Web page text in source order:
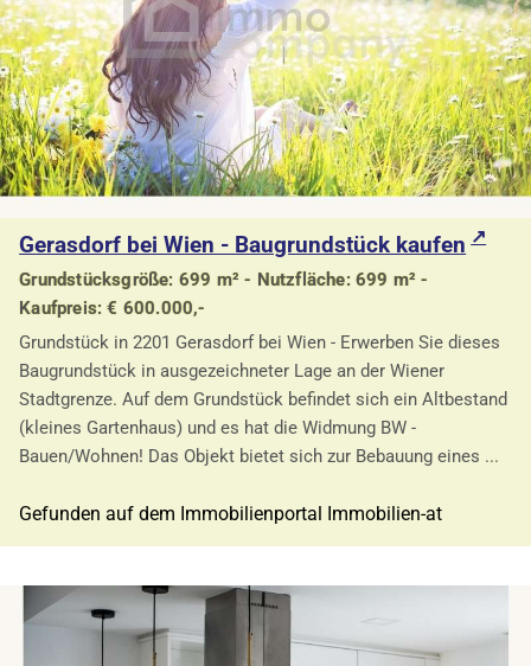
Gerasdorf bei Wien - Baugrundstück kaufen
Grundstücksgröße: 699 m² - Nutzfläche: 699 m² -
Kaufpreis: € 600.000,-
Grundstück in 2201 Gerasdorf bei Wien - Erwerben Sie dieses
Baugrundstück in ausgezeichneter Lage an der Wiener
Stadtgrenze. Auf dem Grundstück befindet sich ein Altbestand
(kleines Gartenhaus) und es hat die Widmung BW -
Bauen/Wohnen! Das Objekt bietet sich zur Bebauung eines ...
Gefunden auf dem Immobilienportal Immobilien-at